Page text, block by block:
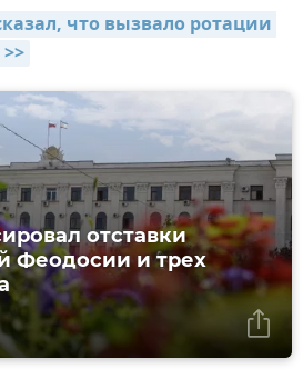
что вызвало ротации
отставки
Феодосии и трех